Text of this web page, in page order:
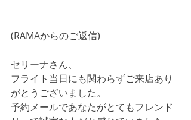
(RAMAからのご返信)
セリーナさん、
フライト当日にも関わらずご来店あり
がとうございました。
予約メールであなたがとてもフレンド